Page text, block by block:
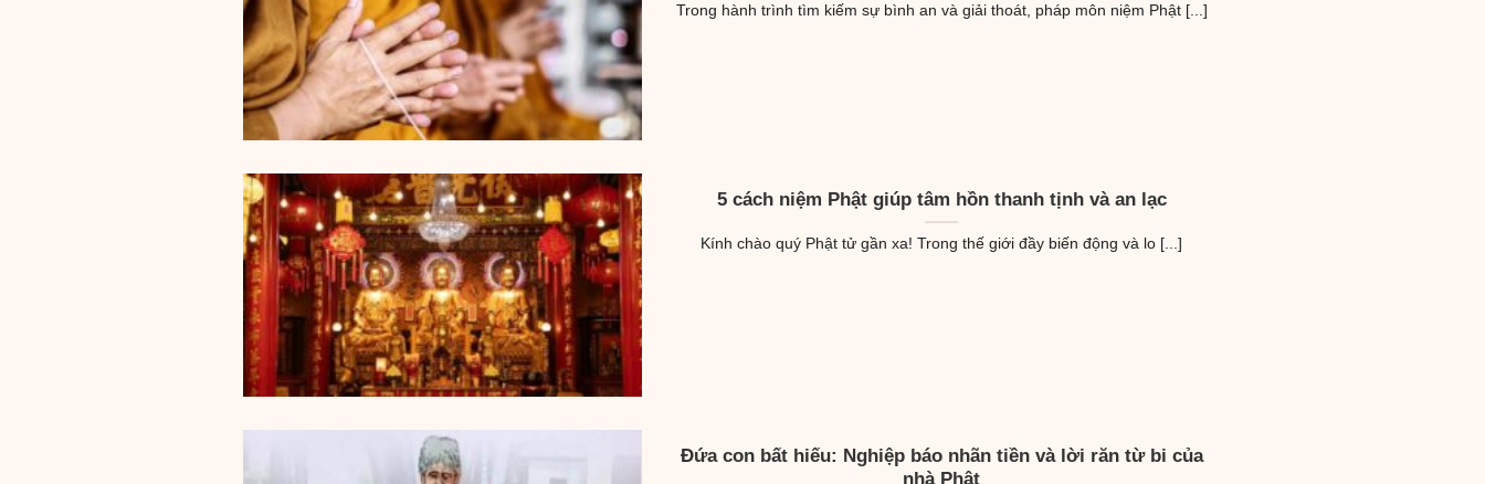
Trong hành trình tìm kiếm sự bình an và giải thoát, pháp môn niệm Phật [...]
5 cách niệm Phật giúp tâm hồn thanh tịnh và an lạc
Kính chào quý Phật tử gần xa! Trong thế giới đầy biến động và lo [...]
Đứa con bất hiếu: Nghiệp báo nhãn tiền và lời răn từ bi của
nhà Phật